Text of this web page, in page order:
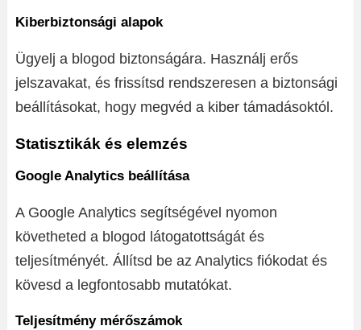
Kiberbiztonsági alapok
Ügyelj a blogod biztonságára. Használj erős
jelszavakat, és frissítsd rendszeresen a biztonsági
beállításokat, hogy megvéd a kiber támadásoktól.
Statisztikák és elemzés
Google Analytics beállítása
A Google Analytics segítségével nyomon
követheted a blogod látogatottságát és
teljesítményét. Állítsd be az Analytics fiókodat és
kövesd a legfontosabb mutatókat.
Teljesítmény mérőszámok